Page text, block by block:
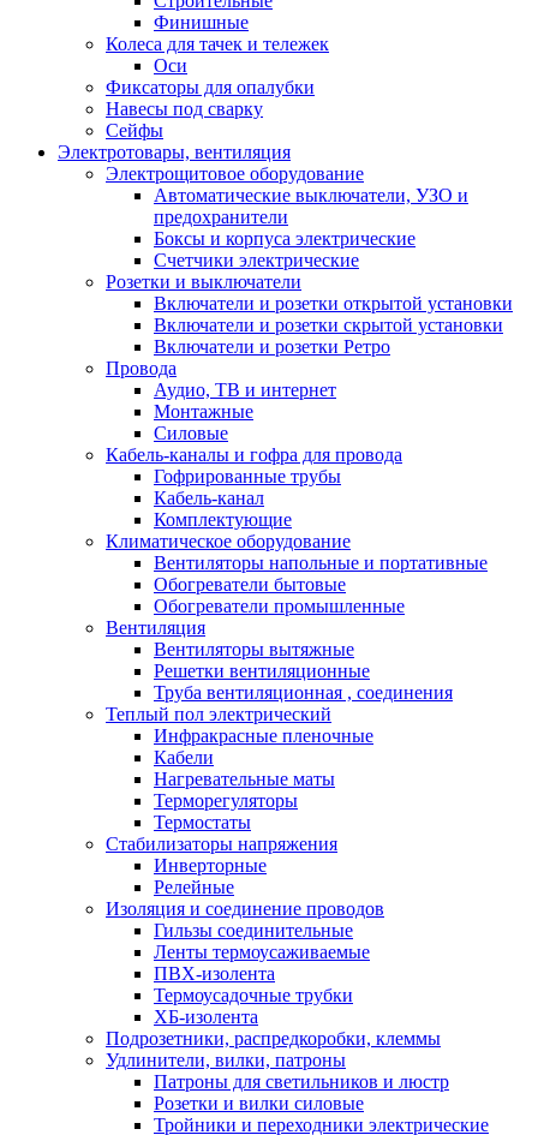
Финишные
Колеса для тачек и тележек
Оси
Фиксаторы для опалубки
Навесы под сварку
Сейфы
Электротовары, вентиляция
Электрощитовое оборудование
Автоматические выключатели, УЗО и
предохранители
Боксы и корпуса электрические
Счетчики электрические
Розетки и выключатели
Включатели и розетки открытой установки
Включатели и розетки скрытой установки
Включатели и розетки Ретро
Провода
Аудио, ТВ и интернет
Монтажные
Силовые
Кабель-каналы и гофра для провода
Гофрированные трубы
Кабель-канал
Комплектующие
Климатическое оборудование
Вентиляторы напольные и портативные
Обогреватели бытовые
Обогреватели промышленные
Вентиляция
Вентиляторы вытяжные
Решетки вентиляционные
Труба вентиляционная , соединения
Теплый пол электрический
Инфракрасные пленочные
Кабели
Нагревательные маты
Терморегуляторы
Термостаты
Стабилизаторы напряжения
Инверторные
Релейные
Изоляция и соединение проводов
Гильзы соединительные
Ленты термоусаживаемые
ПВХ-изолента
Термоусадочные трубки
ХБ-изолента
Подрозетники, распредкоробки, клеммы
Удлинители, вилки, патроны
Патроны для светильников и люстр
Розетки и вилки силовые
Тройники и переходники электрические